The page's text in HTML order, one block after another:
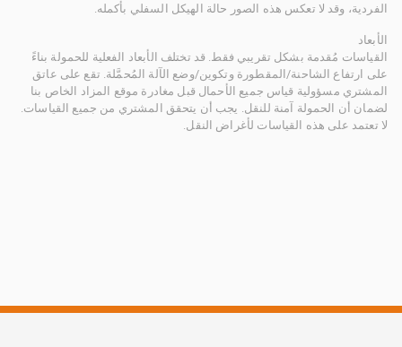
الفردية، وقد لا تعكس هذه الصور حالة الهيكل السفلي بأكمله.
الأبعاد
القياسات مُقدمة بشكل تقريبي فقط. قد تختلف الأبعاد الفعلية للحمولة بناءً
على ارتفاع الشاحنة/المقطورة وتكوين/وضع الآلة المُحمَّلة. تقع على عاتق
المشتري مسؤولية قياس جميع الأحمال قبل مغادرة موقع المزاد الخاص بنا
لضمان أن الحمولة آمنة للنقل. يجب أن يتحقق المشتري من جميع القياسات.
لا تعتمد على هذه القياسات لأغراض النقل.